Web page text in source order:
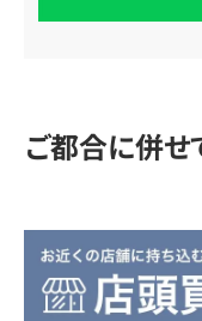
ご都合に併せ